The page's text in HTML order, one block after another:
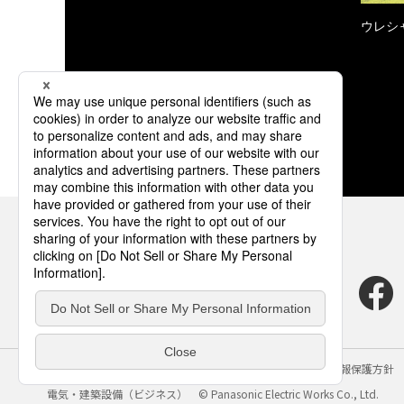
ウレシ
サイトのご利用にあたって クッキーポリシー
個人情報保護方針
電気・建築設備（ビジネス）
© Panasonic Electric Works Co., Ltd.